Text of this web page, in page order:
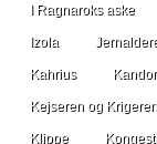
I Ragnaroks aske
Izola
Kahrius Kandor
Kejseren og Krigeren
Klippe